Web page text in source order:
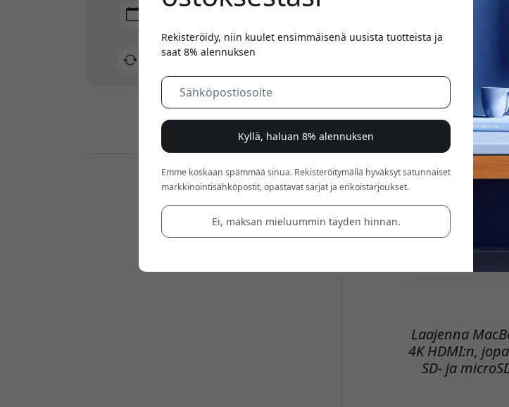
Laajenna
4K HDMI:n,
SD- ja
Toimitus 7-11 elokuu
30 päivän palautusoikeus
Turvalliset maksut salauksella
Jälleenmyyjät:
Rekisteröidy, niin kuulet ensimmäisenä uusista tuotteista ja
saat 8% alennuksen
Kyllä, haluan 8% alennuksen
Emme koskaan spämmää sinua. Rekisteröitymällä hyväksyt satunnaiset
markkinointisähköpostit, opastavat sarjat ja erikoistarjoukset.
Ei, maksan mieluummin täyden hinnan.